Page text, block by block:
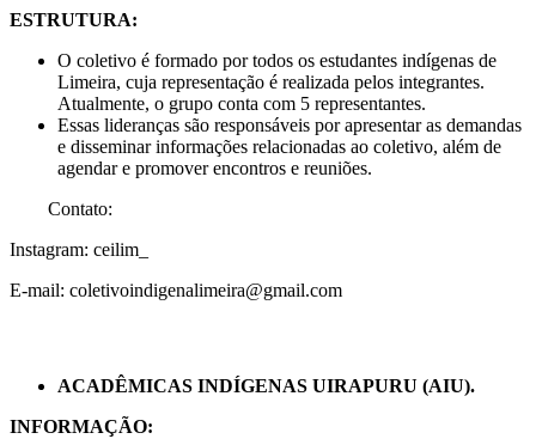
ESTRUTURA:
O coletivo é formado por todos os estudantes indígenas de
Limeira, cuja representação é realizada pelos integrantes.
Atualmente, o grupo conta com 5 representantes.
Essas lideranças são responsáveis por apresentar as demandas
e disseminar informações relacionadas ao coletivo, além de
agendar e promover encontros e reuniões.
Contato:
Instagram: ceilim_
E-mail: coletivoindigenalimeira@gmail.com
ACADÊMICAS INDÍGENAS UIRAPURU (AIU).
INFORMAÇÃO: